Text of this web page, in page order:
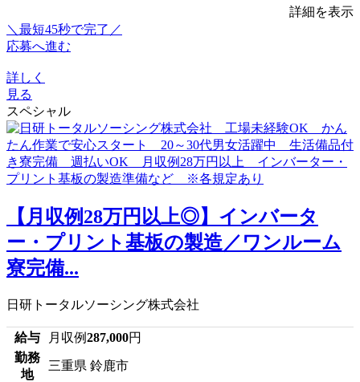
詳細を表示
＼最短45秒で完了／
応募へ進む
詳しく
見る
スペシャル
【月収例28万円以上◎】インバータ
ー・プリント基板の製造／ワンルーム
寮完備...
日研トータルソーシング株式会社
給与 月収例287,000円
勤務
地
三重県 鈴鹿市